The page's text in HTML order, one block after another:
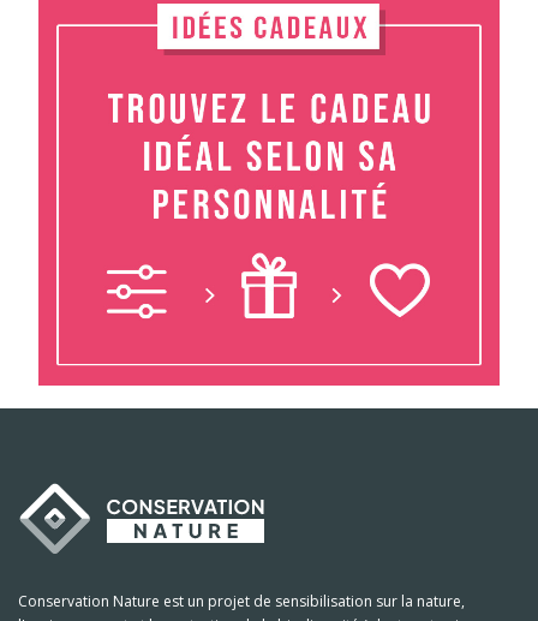
Conservation Nature est un projet de sensibilisation sur la nature,